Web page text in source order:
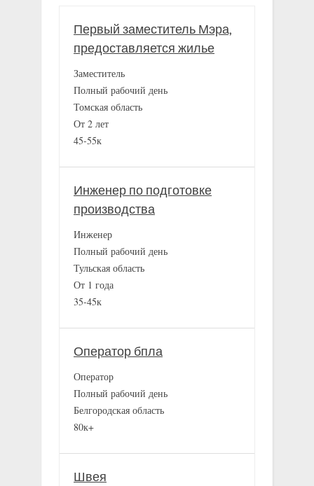
Первый заместитель Мэра,
предоставляется жилье
Заместитель
Полный рабочий день
Томская область
От 2 лет
45-55к
Инженер по подготовке
производства
Инженер
Полный рабочий день
Тульская область
От 1 года
35-45к
Оператор бпла
Оператор
Полный рабочий день
Белгородская область
80к+
Швея